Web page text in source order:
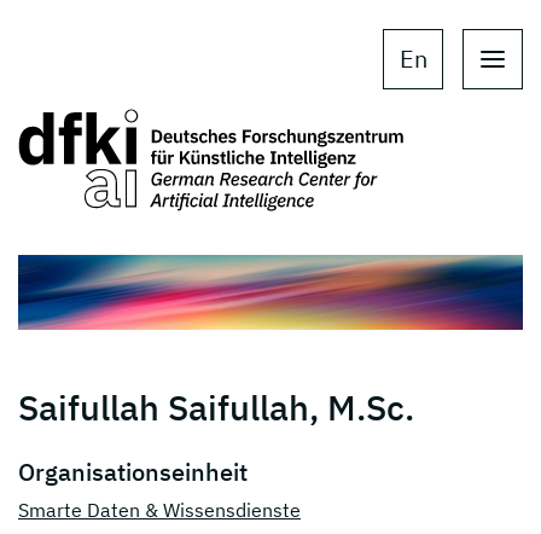
En
Saifullah Saifullah, M.Sc.
Organisationseinheit
Smarte Daten & Wissensdienste